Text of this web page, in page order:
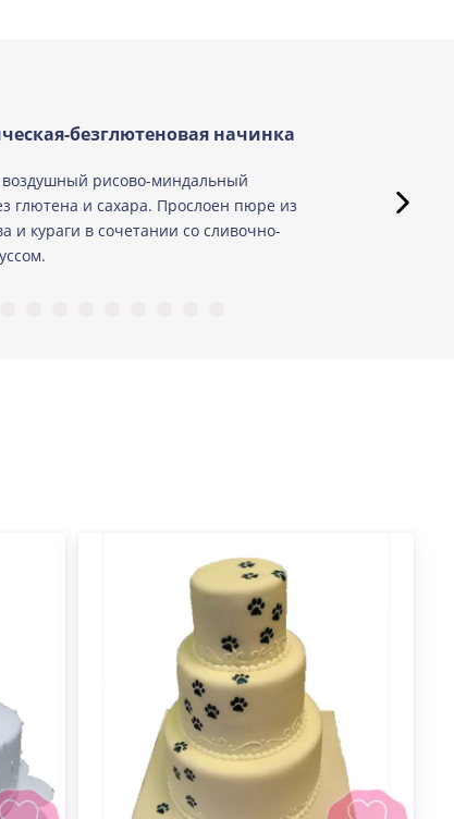
безглютеновая начинка
рисово-миндальный
глютена и сахара. Прослоен пюре из
и кураги в сочетании со сливочно-